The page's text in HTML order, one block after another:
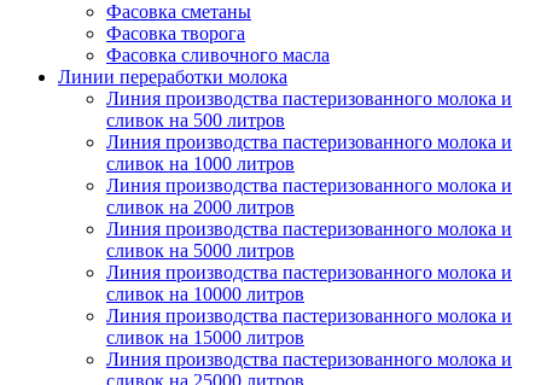
Фасовка сметаны
Фасовка творога
Фасовка сливочного масла
Линии переработки молока
Линия производства пастеризованного молока и
сливок на 500 литров
Линия производства пастеризованного молока и
сливок на 1000 литров
Линия производства пастеризованного молока и
сливок на 2000 литров
Линия производства пастеризованного молока и
сливок на 5000 литров
Линия производства пастеризованного молока и
сливок на 10000 литров
Линия производства пастеризованного молока и
сливок на 15000 литров
Линия производства пастеризованного молока и
сливок на 25000 литров